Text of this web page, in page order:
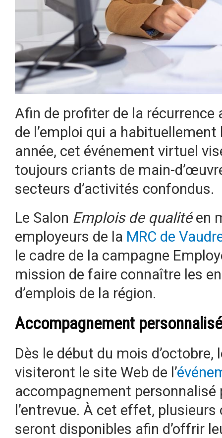
Afin de profiter de la
de l’emploi qui a
année, cet événement virtuel
toujours criants de main-
secteurs d’activités confondus.
Le Salon Emplois de qualitéen
employeurs de la MRC de
le cadre de la campagne
mission de faire connaître les
d’emplois de la région.
Accompagnement personnalisé
Dès le début du mois d’octobre,
visiteront le site Web de l’
accompagnement personnalisé
l’entrevue. À cet effet,
seront disponibles afin d’offrir